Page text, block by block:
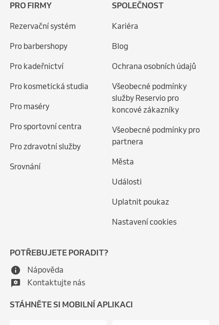
PRO FIRMY
Rezervační systém
Pro barbershopy
Pro kadeřnictví
Pro kosmetická studia
Pro maséry
Pro sportovní centra
Pro zdravotní služby
Srovnání
SPOLEČNOST
Kariéra
Blog
Ochrana osobních údajů
Všeobecné podmínky
služby Reservio pro
koncové zákazníky
Všeobecné podmínky pro
partnera
Města
Události
Uplatnit poukaz
Nastavení cookies
POTŘEBUJETE PORADIT?
Nápověda
Kontaktujte nás
STÁHNĚTE SI MOBILNÍ APLIKACI